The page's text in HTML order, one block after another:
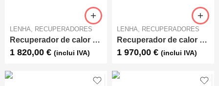
LENHA, RECUPERADORES
Recuperador de calor Lenha Ar – C&A Chama – Cristal 78
1 820,00 € (inclui IVA)
LENHA, RECUPERADORES
Recuperador de calor Lenha Ar – C&A Chama – Cristal 88
1 970,00 € (inclui IVA)